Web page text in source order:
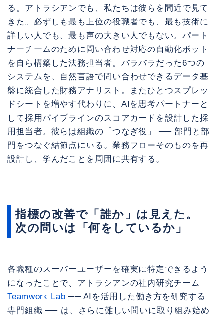
る。アトラシアンでも、私たちは彼らを間近で見て
きた。必ずしも最も上位の役職者でも、最も技術に
詳しい人でも、最も声の大きい人でもない。パート
ナーチームのために問い合わせ対応の自動化ボット
を自ら構築した法務担当者。バラバラだった6つの
システムを、自然言語で問い合わせできるデータ基
盤に統合した財務アナリスト。またひとつスプレッ
ドシートを増やす代わりに、AIを思考パートナーと
して採用パイプラインのスコアカードを設計した採
用担当者。彼らは組織の「つなぎ役」 ── 部門と部
門をつなぐ結節点にいる。業務フローそのものを再
設計し、学んだことを周囲に共有する。
指標の改善で「誰か」は見えた。
次の問いは「何をしているか」
各職種のスーパーユーザーを確実に特定できるよう
になったことで、アトラシアンの社内研究チーム
Teamwork Lab ── AIを活用した働き方を研究する
専門組織 ── は、さらに難しい問いに取り組み始め